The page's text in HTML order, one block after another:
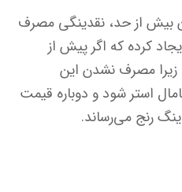
رنج زدن بیش از حد، نقدینگی مصرف
نواحی ۱ دلاری ایجاد کرده که اگر پیش از
مصرف نشدن این
استر شود و دوباره قیمت
رنج می‌رساند.